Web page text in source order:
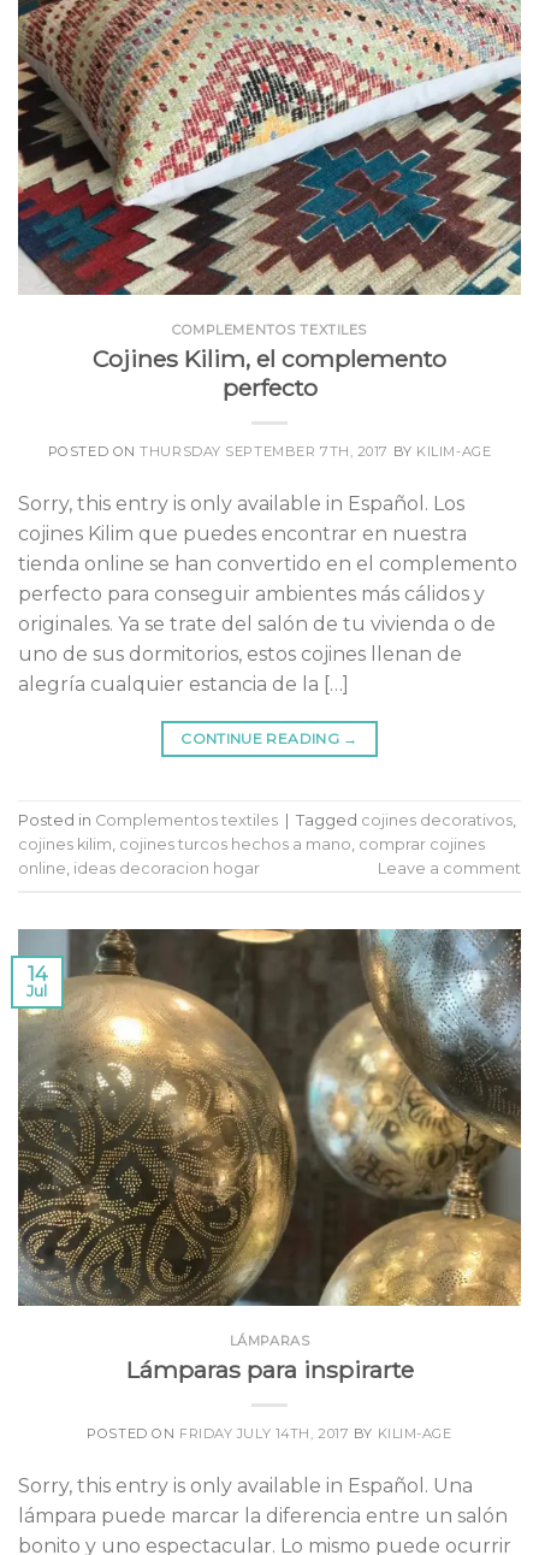
COMPLEMENTOS TEXTILES
Cojines Kilim, el complemento
perfecto
POSTED ONTHURSDAY SEPTEMBER 7TH, 2017 BY KILIM-AGE
Sorry, this entry is only available in Español. Los
cojines Kilim que puedes encontrar en nuestra
tienda online se han convertido en el complemento
perfecto para conseguir ambientes más cálidos y
originales. Ya se trate del salón de tu vivienda o de
uno de sus dormitorios, estos cojines llenan de
alegría cualquier estancia de la […]
CONTINUE READING →
Posted in Complementos textiles Tagged cojines decorativos,
cojines kilim, cojines turcos hechos a mano, comprar cojines
online, ideas decoracion hogar Leave a comment
14
Jul
LÁMPARAS
Lámparas para inspirarte
POSTED ON FRIDAY JULY 14TH, 2017 BY KILIM-AGE
Sorry, this entry is only available in Español. Una
lámpara puede marcar la diferencia entre un salón
bonito y uno espectacular. Lo mismo puede ocurrir